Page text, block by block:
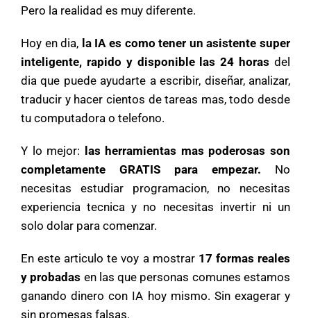
Pero la realidad es muy diferente.
Hoy en dia, la IA es como tener un asistente super
inteligente, rapido y disponible las 24 horas del
dia que puede ayudarte a escribir, diseñar, analizar,
traducir y hacer cientos de tareas mas, todo desde
tu computadora o telefono.
Y lo mejor:
las herramientas mas poderosas son
completamente GRATIS para empezar. No
necesitas estudiar programacion, no necesitas
experiencia tecnica y no necesitas invertir ni un
solo dolar para comenzar.
En este articulo te voy a mostrar 17 formas reales
y probadas en las que personas comunes estamos
ganando dinero con IA hoy mismo. Sin exagerar y
sin promesas falsas.